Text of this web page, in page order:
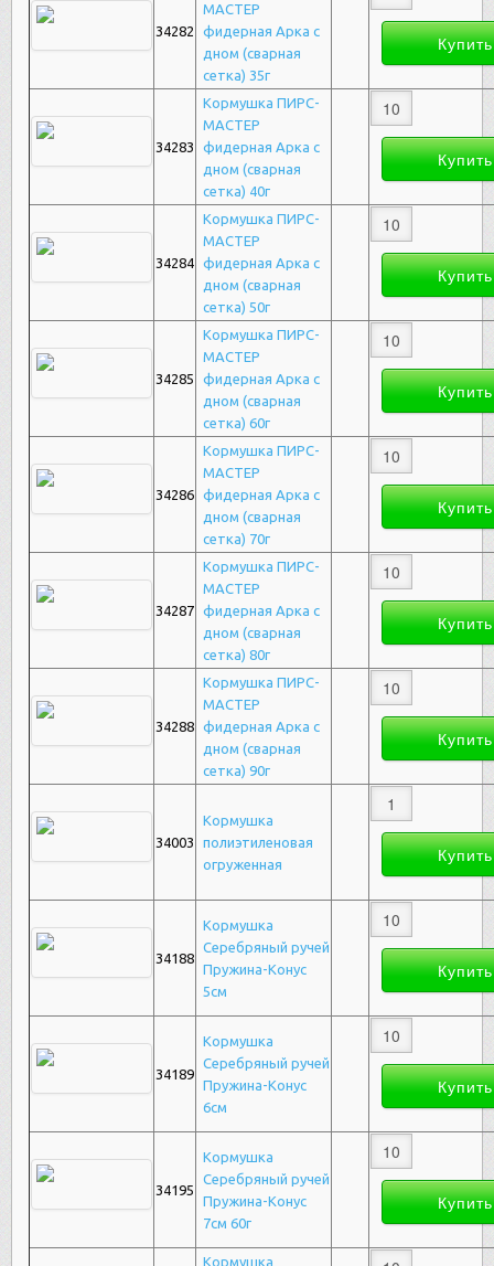
34282
МАСТЕР
фидерная Арка с
дном (сварная
сетка) 35г
34283
Кормушка ПИРС-
МАСТЕР
фидерная Арка с
дном (сварная
сетка) 40г
34284
Кормушка ПИРС-
МАСТЕР
фидерная Арка с
дном (сварная
сетка) 50г
34285
Кормушка ПИРС-
МАСТЕР
фидерная Арка с
дном (сварная
сетка) 60г
34286
Кормушка ПИРС-
МАСТЕР
фидерная Арка с
дном (сварная
сетка) 70г
34287
Кормушка ПИРС-
МАСТЕР
фидерная Арка с
дном (сварная
сетка) 80г
34288
Кормушка ПИРС-
МАСТЕР
фидерная Арка с
дном (сварная
сетка) 90г
34003
Кормушка
полиэтиленовая
огруженная
34188
Кормушка
Серебряный ручей
Пружина-Конус
5см
34189
Кормушка
Серебряный ручей
Пружина-Конус
6см
34195
Кормушка
Серебряный ручей
Пружина-Конус
7см 60г
Кормушка